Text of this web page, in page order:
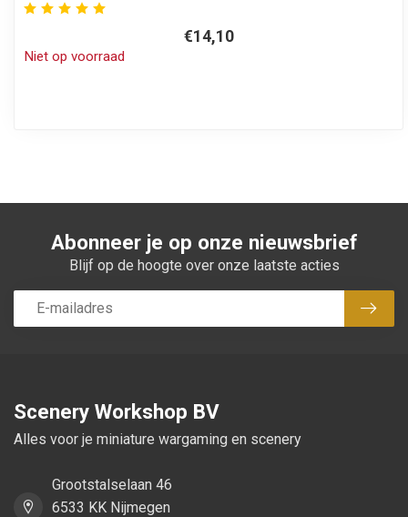
€14,10
Niet op voorraad
Abonneer je op onze nieuwsbrief
Blijf op de hoogte over onze laatste acties
Scenery Workshop BV
Alles voor je miniature wargaming en scenery
Grootstalselaan 46
6533 KK Nijmegen